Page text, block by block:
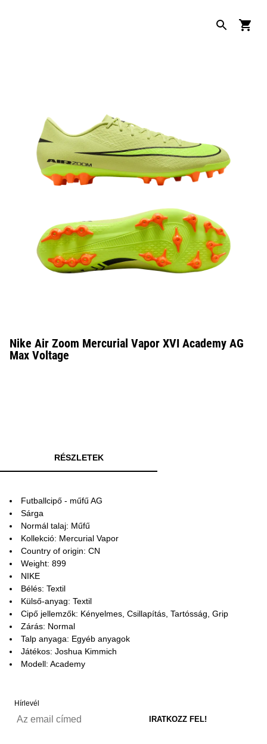
Nike Air Zoom Mercurial Vapor XVI Academy AG
Max Voltage
RÉSZLETEK
Futballcipő - műfű AG
Sárga
Normál talaj: Műfű
Kollekció: Mercurial Vapor
Country of origin: CN
Weight: 899
NIKE
Bélés: Textil
Külső-anyag: Textil
Cipő jellemzők: Kényelmes, Csillapítás, Tartósság, Grip
Zárás: Normal
Talp anyaga: Egyéb anyagok
Játékos: Joshua Kimmich
Modell: Academy
Hírlevél